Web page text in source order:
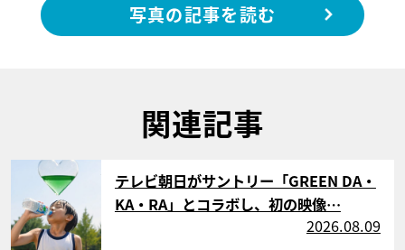
写真の記事を読む
関連記事
テレビ朝日がサントリー「GREEN DA・
KA・RA」とコラボし、初の映像…
2026.08.09